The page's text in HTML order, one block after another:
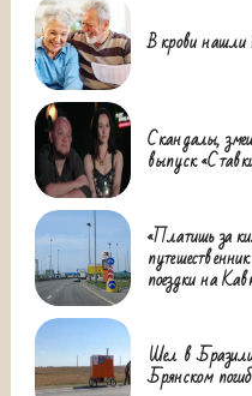
В крови нашли
Скандалы,
выпуск
«Платишь за
поездки на
Шел в
Брянском